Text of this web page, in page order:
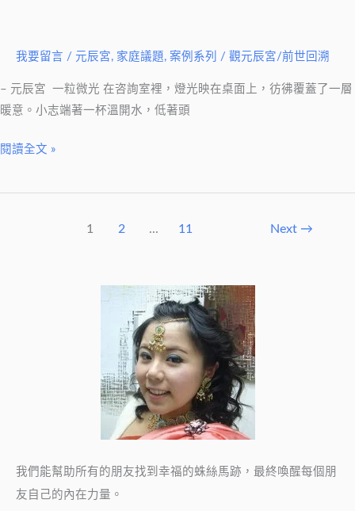
我要留言 / 元辰宮, 家庭議題, 案例系列 / 觀元辰宮/前世回溯
– 元辰宮 一粒微光 在咨詢室裡，燈光映在桌面上，彷彿覆蓋了一層
暖意。小志端著一杯溫開水，低著頭
閱讀全文 »
1 2 ... 11 Next →
我們能幫助所有的朋友找到幸福的蛛絲馬跡，最終喚醒每個朋
友自己的內在力量。